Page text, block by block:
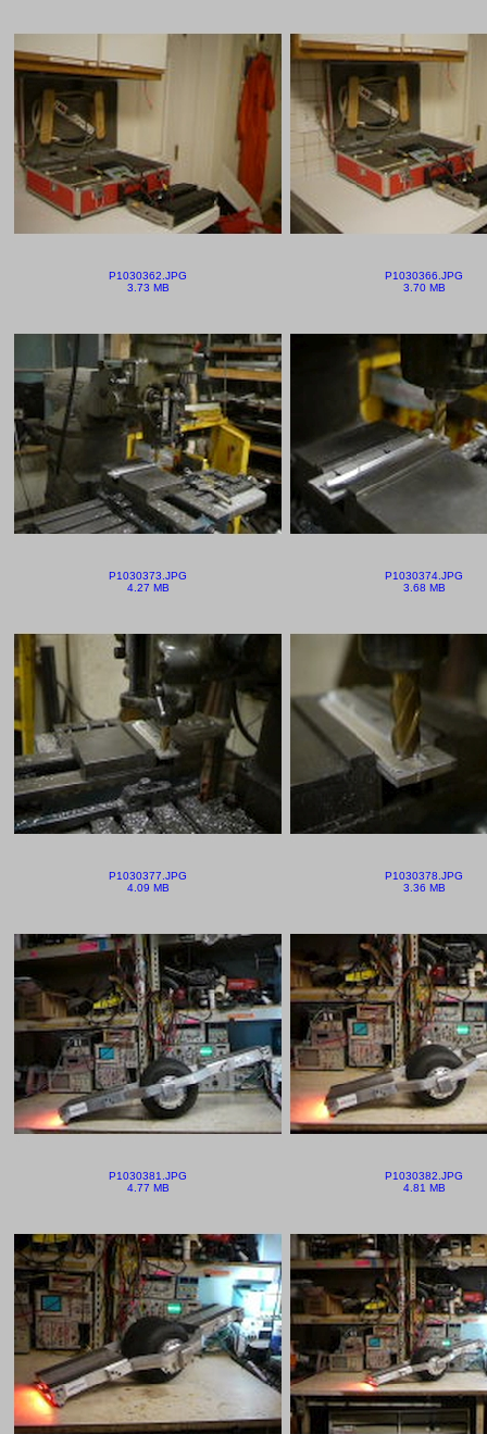
P1030362.JPG
3.73 MB
P1030366.JPG
3.70 MB
P1030373.JPG
4.27 MB
P1030374.JPG
3.68 MB
P1030377.JPG
4.09 MB
P1030378.JPG
3.36 MB
P1030381.JPG
4.77 MB
P1030382.JPG
4.81 MB